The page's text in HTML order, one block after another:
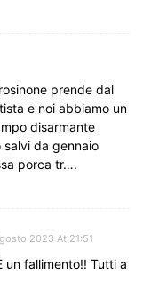
prende dal
e noi abbiamo un
disarmante
salvi da gennaio
porca tr….
2023 At 21:51
un fallimento!! Tutti a